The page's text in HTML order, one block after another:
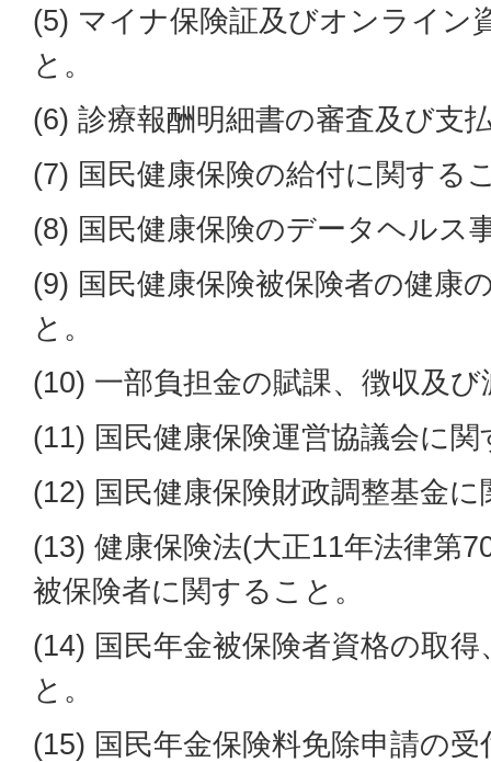
(5) マイナ保険証及びオンライン
と。
(6) 診療報酬明細書の審査及び支
(7) 国民健康保険の給付に関する
(8) 国民健康保険のデータヘルス
(9) 国民健康保険被保険者の健康
と。
(10) 一部負担金の賦課、徴収及
(11) 国民健康保険運営協議会に
(12) 国民健康保険財政調整基金
(13) 健康保険法(大正11年法律第
被保険者に関すること。
(14) 国民年金被保険者資格の取
と。
(15) 国民年金保険料免除申請の